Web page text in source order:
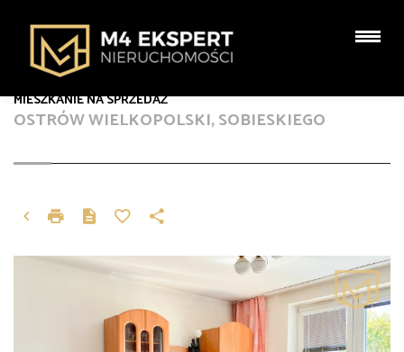
OSTRÓW WIELKOPOLSKI, SOBIESKIEGO
MIESZKANIE NA SPRZEDAŻ